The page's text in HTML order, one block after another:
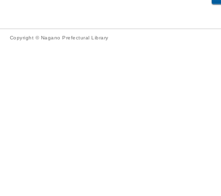
Copyright © Nagano Prefectural Library